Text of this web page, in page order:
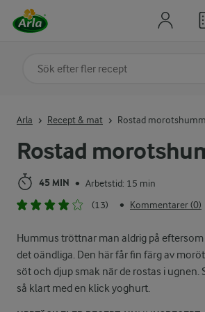
Rostad
45 MIN • Arbetstid: 15 min
(13)
• Kommentarer (0)
Hummus tröttnar man aldrig på eftersom
det oändliga. Den här får fin färg av
söt och djup smak när de rostas i ugnen.
så klart med en klick yoghurt.
Arla Recept & mat Rostad
Sök på kategori eller ingrediens